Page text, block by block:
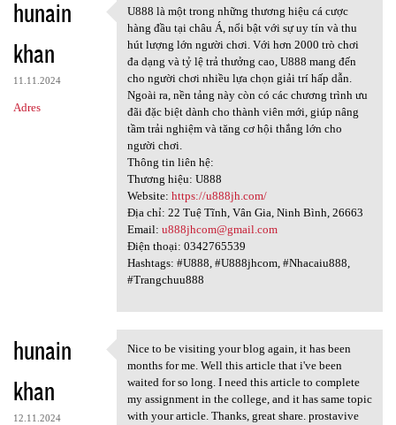
hunain
khan
11.11.2024
Adres
U888 là một trong những
U888 là một trong những thương hiệu cá cược
hàng đầu tại châu Á, nổi bật với sự uy tín và thu
hút lượng lớn người chơi. Với hơn 2000 trò chơi
đa dạng và tỷ lệ trả thưởng cao, U888 mang đến
cho người chơi nhiều lựa chọn giải trí hấp dẫn.
Ngoài ra, nền tảng này còn có các chương trình ưu
đãi đặc biệt dành cho thành viên mới, giúp nâng
tầm trải nghiệm và tăng cơ hội thắng lớn cho
người chơi.
Thông tin liên hệ:
Thương hiệu: U888
Website: https://u888jh.com/
Địa chỉ: 22 Tuệ Tĩnh, Vân Gia, Ninh Bình, 26663
Email: u888jhcom@gmail.com
Điện thoại: 0342765539
Hashtags: #U888, #U888jhcom, #Nhacaiu888,
#Trangchuu888
hunain
khan
12.11.2024
Nice to be visiting your blog
Nice to be visiting your blog again, it has been
months for me. Well this article that i've been
waited for so long. I need this article to complete
my assignment in the college, and it has same topic
with your article. Thanks, great share. prostavive